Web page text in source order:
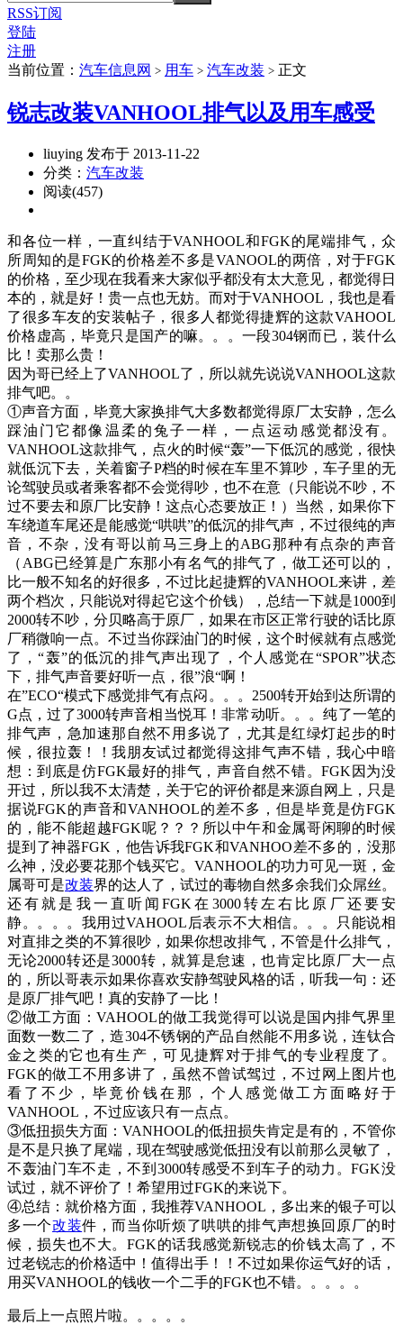
RSS订阅
登陆
注册
当前位置： 汽车信息网 > 用车 > 汽车改装 > 正文
锐志改装VANHOOL排气以及用车感受
liuying 发布于 2013-11-22
分类： 汽车改装
阅读(457)
和各位一样，一直纠结于VANHOOL和FGK的尾端排气，众
所周知的是FGK的价格差不多是VANOOL的两倍，对于FGK
的价格，至少现在我看来大家似乎都没有太大意见，都觉得日
本的，就是好！贵一点也无妨。而对于VANHOOL，我也是看
了很多车友的安装帖子，很多人都觉得捷辉的这款VAHOOL
价格虚高，毕竟只是国产的嘛。。。一段304钢而已，装什么
比！卖那么贵！
因为哥已经上了VANHOOL了，所以就先说说VANHOOL这款
排气吧。。
①声音方面，毕竟大家换排气大多数都觉得原厂太安静，怎么
踩油门它都像温柔的兔子一样，一点运动感觉都没有。
VANHOOL这款排气，点火的时候“轰”一下低沉的感觉，很快
就低沉下去，关着窗子P档的时候在车里不算吵，车子里的无
论驾驶员或者乘客都不会觉得吵，也不在意（只能说不吵，不
过不要去和原厂比安静！这点心态要放正！）当然，如果你下
车绕道车尾还是能感觉“哄哄”的低沉的排气声，不过很纯的声
音，不杂，没有哥以前马三身上的ABG那种有点杂的声音
（ABG已经算是广东那小有名气的排气了，做工还可以的，
比一般不知名的好很多，不过比起捷辉的VANHOOL来讲，差
两个档次，只能说对得起它这个价钱），总结一下就是1000到
2000转不吵，分贝略高于原厂，如果在市区正常行驶的话比原
厂稍微响一点。不过当你踩油门的时候，这个时候就有点感觉
了，“轰”的低沉的排气声出现了，个人感觉在“SPOR”状态
下，排气声音要好听一点，很”浪“啊！
在”ECO“模式下感觉排气有点闷。。。2500转开始到达所谓的
G点，过了3000转声音相当悦耳！非常动听。。。纯了一笔的
排气声，急加速那自然不用多说了，尤其是红绿灯起步的时
候，很拉轰！！我朋友试过都觉得这排气声不错，我心中暗
想：到底是仿FGK最好的排气，声音自然不错。FGK因为没
开过，所以我不太清楚，关于它的评价都是来源自网上，只是
据说FGK的声音和VANHOOL的差不多，但是毕竟是仿FGK
的，能不能超越FGK呢？？？所以中午和金属哥闲聊的时候
提到了神器FGK，他告诉我FGK和VANHOO差不多的，没那
么神，没必要花那个钱买它。VANHOOL的功力可见一斑，金
属哥可是改装界的达人了，试过的毒物自然多余我们众屌丝。
还有就是我一直听闻FGK在3000转左右比原厂还要安
静。。。。我用过VAHOOL后表示不大相信。。。只能说相
对直排之类的不算很吵，如果你想改排气，不管是什么排气，
无论2000转还是3000转，就算是怠速，也肯定比原厂大一点
的，所以哥表示如果你喜欢安静驾驶风格的话，听我一句：还
是原厂排气吧！真的安静了一比！
②做工方面：VAHOOL的做工我觉得可以说是国内排气界里
面数一数二了，造304不锈钢的产品自然能不用多说，连钛合
金之类的它也有生产，可见捷辉对于排气的专业程度了。
FGK的做工不用多讲了，虽然不曾试驾过，不过网上图片也
看了不少，毕竟价钱在那，个人感觉做工方面略好于
VANHOOL，不过应该只有一点点。
③低扭损失方面：VANHOOL的低扭损失肯定是有的，不管你
是不是只换了尾端，现在驾驶感觉低扭没有以前那么灵敏了，
不轰油门车不走，不到3000转感受不到车子的动力。FGK没
试过，就不评价了！希望用过FGK的来说下。
④总结：就价格方面，我推荐VANHOOL，多出来的银子可以
多一个改装件，而当你听烦了哄哄的排气声想换回原厂的时
候，损失也不大。FGK的话我感觉新锐志的价钱太高了，不
过老锐志的价格适中！值得出手！！不过如果你运气好的话，
用买VANHOOL的钱收一个二手的FGK也不错。。。。。
最后上一点照片啦。。。。。